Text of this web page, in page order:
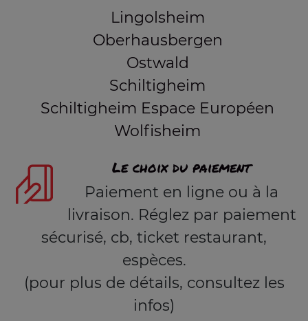
Lingolsheim
Oberhausbergen
Ostwald
Schiltigheim
Schiltigheim Espace Européen
Wolfisheim
Le choix du paiement
Paiement en ligne ou à la
livraison. Réglez par paiement
sécurisé, cb, ticket restaurant,
espèces.
(pour plus de détails, consultez les
infos)